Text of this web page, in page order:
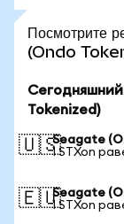
Посмотрите
(Ondo
Tokenized)
🇺🇸Seagate
1 STXon
🇪🇺Seagate
1 STXon